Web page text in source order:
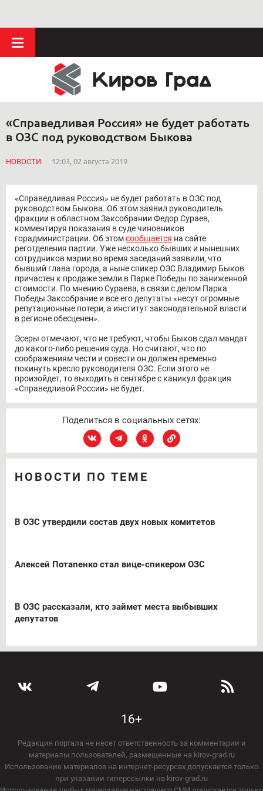
«Справедливая Россия» не будет работать
в ОЗС под руководством Быкова
НОВОСТИ 12:03, 02 августа 2019
«Справедливая Россия» не будет работать в ОЗС под
руководством Быкова. Об этом заявил руководитель
фракции в областном Заксобрании Федор Сураев,
комментируя показания в суде чиновников
горадминистрации. Об этомсообщается на сайте
реготделения партии. Уже несколько бывших и нынешних
сотрудников мэрии во время заседаний заявили, что
бывший глава города, а ныне спикер ОЗС Владимир Быков
причастен к продаже земли в Парке Победы по заниженной
стоимости. По мнению Сураева, в связи с делом Парка
Победы Заксобрание и все его депутаты «несут огромные
репутационные потери, а институт законодательной власти
в регионе обесценен».
Эсеры отмечают, что не требуют, чтобы Быков сдал мандат
до какого-либо решения суда. Но считают, что по
соображениям чести и совести он должен временно
покинуть кресло руководителя ОЗС. Если этого не
произойдет, то выходить в сентябре с каникул фракция
«Справедливой России» не будет.
Поделиться в социальных сетях:
НОВОСТИ ПО ТЕМЕ
В ОЗС утвердили состав двух новых комитетов
Алексей Потапенко стал вице-спикером ОЗС
В ОЗС рассказали, кто займет места выбывших
депутатов
16+
Редакция портала не несет ответственность за комментарии и
материалы пользователей, размещенные на kirov-grad.ru
Использование материалов на интернет-ресурсах допускается только
при указании гиперссылки на kirov-grad.ru